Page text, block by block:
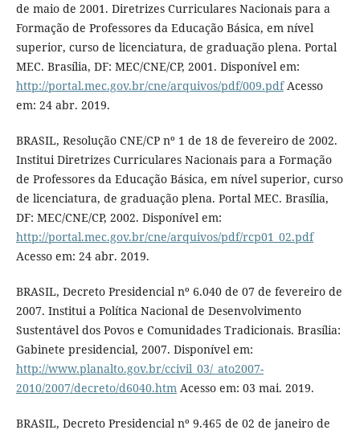
de maio de 2001. Diretrizes Curriculares Nacionais para a
Formação de Professores da Educação Básica, em nível
superior, curso de licenciatura, de graduação plena. Portal
MEC. Brasília, DF: MEC/CNE/CP, 2001. Disponível em:
http://portal.mec.gov.br/cne/arquivos/pdf/009.pdfAcesso
em: 24 abr. 2019.
BRASIL, Resolução CNE/CP nº 1 de 18 de fevereiro de 2002.
Institui Diretrizes Curriculares Nacionais para a Formação
de Professores da Educação Básica, em nível superior, curso
de licenciatura, de graduação plena. Portal MEC. Brasília,
DF: MEC/CNE/CP, 2002. Disponível em:
http://portal.mec.gov.br/cne/arquivos/pdf/rcp01_02.pdf
Acesso em: 24 abr. 2019.
BRASIL, Decreto Presidencial nº 6.040 de 07 de fevereiro de
2007. Institui a Política Nacional de Desenvolvimento
Sustentável dos Povos e Comunidades Tradicionais. Brasília:
Gabinete presidencial, 2007. Disponível em:
http://www.planalto.gov.br/ccivil_03/_ato2007-
2010/2007/decreto/d6040.htmAcesso em: 03 mai. 2019.
BRASIL, Decreto Presidencial nº 9.465 de 02 de janeiro de